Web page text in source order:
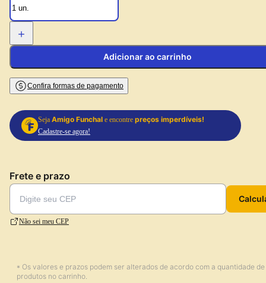
+
Adicionar ao carrinho
Confira formas de pagamento
Seja Amigo Funchal e encontre preços imperdíveis!
Cadastre-se agora!
Frete e prazo
Não sei meu CEP
* Os valores e prazos podem ser alterados de acordo com a quantidade de
produtos no carrinho.